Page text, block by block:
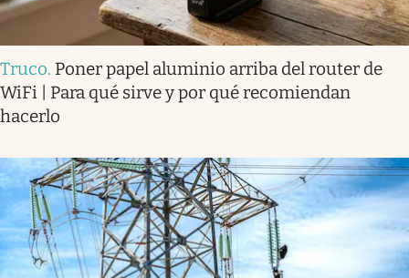
Truco. Poner papel aluminio arriba del router de
WiFi | Para qué sirve y por qué recomiendan
hacerlo